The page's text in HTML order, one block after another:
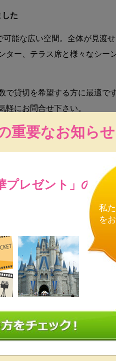
した
能な広い空間。全体が見渡
ー、テラス席と様々なシー
貸切を希望する方に最適で
軽にお問合せ下さい。
近隣駐車場
重要なお知らせ
プレゼント」の
私
を